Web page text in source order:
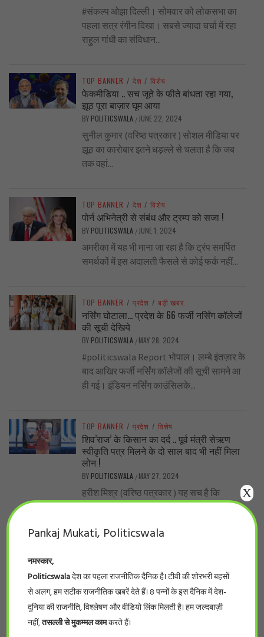
#संकल्प ओझा दिल्ली। सोमवार को लोकसभा का
पहला सत्र रंगीन दिखा। सबसे ज्यादा चर्चा में रहा
राहुल गांधी का संविधान...
TOP BANNER / देश / विशेष
फेकमीडिया .. सच जूते के फीते बांधता रहा गया,
झूठ पूरा बाज़ार घूम आया
BY POLITICSWALA / JUNE 22, 2024
सुनील कुमार (वरिष्ठ पत्रकार ) सोशल मीडिया पर
झूठ का कारोबार इतने धड़ल्ले से चलता है कि जब
तक वहां...
TOP BANNER / देश / विशेष
पोर्न अभिनेत्री से संबंध और ट्रम्प को सजा !
BY POLITICSWALA / JUNE 1, 2024
अमरीका में यह भी माना जा रहा है कि ट्रंप समर्पित
समर्थकों में इस अदालती फैसले से कोई फर्क नहीं...
TOP BANNER / प्रदेश / बड़ी खबर
नर्सिंग घोटाला… प्रदेश के 66 फर्जी नर्सिंग कॉलेजों
की सूची देखिये
BY POLITICSWALA / MAY 28, 2024
#politicswala Report भोपाल। लम्बे इंतज़ार के
बाद आखिर फर्जी नर्सिंग कॉलेजों की सूची सामने आ
ही गई। इंडियन नर्सिंग काउंसिलके...
TOP BANNER / प्रदेश / विशेष
शिव’राज’ के किसान का दर्द .. पूर्व मंत्री सेऋण
स्वीकृति पत्र मिलने के दो साल बाद भी नहीं मिला
लोन !
BY POLITICSWALA / MAY 27, 2024
हरीश मिश्र (वरिष्ठ पत्रकार ) यह सच है कि
शिवराज सरकार में लाखों-करोड़ों रुपए योजनाओं के
..नीट का पर्चा एनडीए वाले राज्यों में ही आऊट क्यों?
BYPOLITICSWALA/MAY 19, 2024
-सुनील कुमार भारत के सरकारी और निजी मेडिकल
कॉलेजों में दाखिले के लिए होने वाले इम्तिहान, नीट,
Pankaj Mukati, Politicswala
नमस्कार,
Politicswalaदेश का पहला राजनीतिक दैनिक है। टीवी की शोरभरी बहसों
से अलग, हम सटीक राजनीतिक खबरें देते हैं। 8 पन्नों के इस दैनिक में देश-
दुनिया की राजनीति, विश्लेषण और वीडियो लिंक मिलती है। हम जल्दबाज़ी
नहीं,तसल्ली से मुकम्मल कामकरते हैं।
X